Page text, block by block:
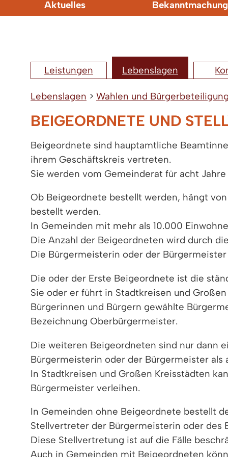
Aktuelles
Leistungen Lebenslagen
Lebenslagen > Wahlen und
BEIGEORDNETE UND
Beigeordnete sind hauptamtliche
ihrem Geschäftskreis vertreten.
Sie werden vom Gemeinderat für acht
Ob Beigeordnete bestellt werden, hängt
bestellt werden.
In Gemeinden mit mehr als 10.000
Die Anzahl der Beigeordneten wird durch
Die Bürgermeisterin oder der
Die oder der Erste Beigeordnete ist die
Sie oder er führt in Stadtkreisen und
Bürgerinnen und Bürgern gewählte
Bezeichnung Oberbürgermeister.
Die weiteren Beigeordneten sind nur dann
Bürgermeisterin oder der Bürgermeister
In Stadtkreisen und Großen Kreisstädten
Bürgermeister verleihen.
In Gemeinden ohne Beigeordnete bestellt
Stellvertreter der Bürgermeisterin oder des
Diese Stellvertretung ist auf die Fälle
Auch in Gemeinden mit Beigeordneten